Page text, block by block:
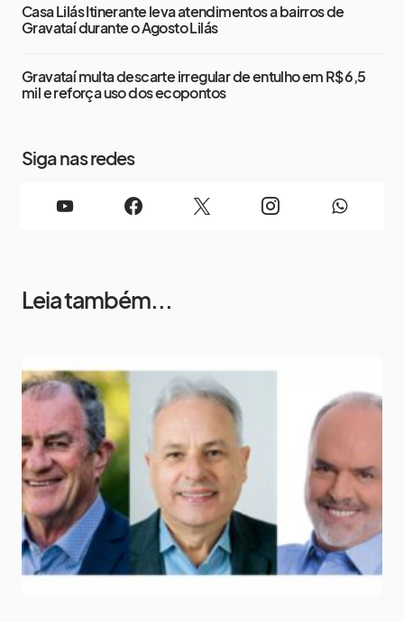
Casa Lilás Itinerante leva atendimentos a bairros de
Gravataí durante o Agosto Lilás
Gravataí multa descarte irregular de entulho em R$ 6,5
mil e reforça uso dos ecopontos
Siga nas redes
Leia também...